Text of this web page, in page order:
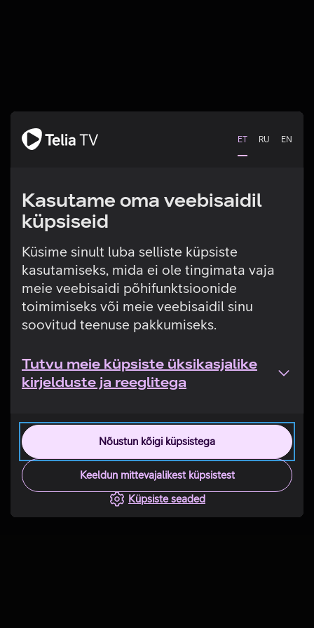
ET RU EN
Kasutame oma veebisaidil
küpsiseid
Küsime sinult luba selliste küpsiste
kasutamiseks, mida ei ole tingimata vaja
meie veebisaidi põhifunktsioonide
toimimiseks või meie veebisaidil sinu
soovitud teenuse pakkumiseks.
Tutvu meie küpsiste üksikasjalike
kirjelduste ja reeglitega
Nõustun kõigi küpsistega
Keeldun mittevajalikest küpsistest
Küpsiste seaded
Tehniline viga